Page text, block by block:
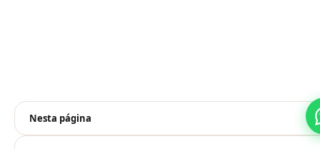
Nesta página